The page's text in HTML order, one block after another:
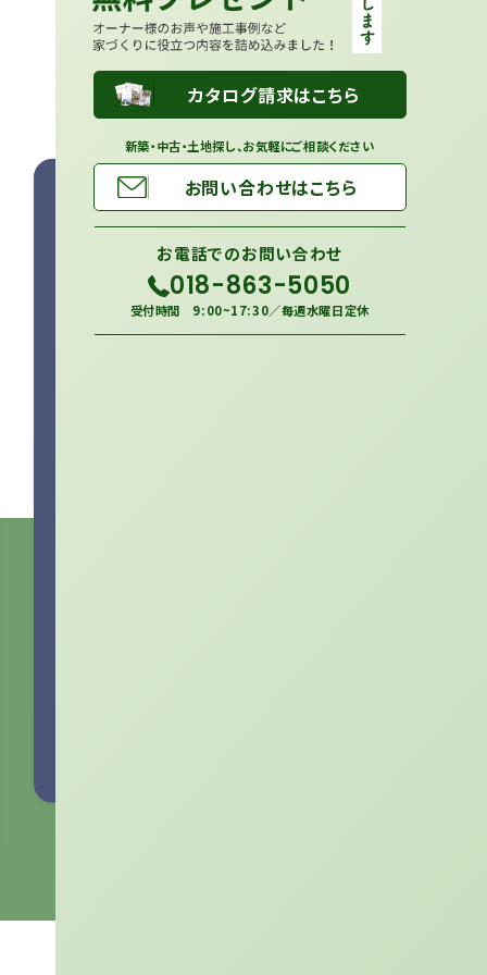
カタログ請求はこちら
新築・中古・土地探し、お気軽にご相談ください
お問い合わせはこちら
お電話でのお問い合わせ
018-863-5050
受付時間 9:00~17:30／毎週水曜日定休